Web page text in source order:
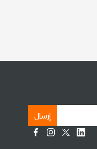
إرسال